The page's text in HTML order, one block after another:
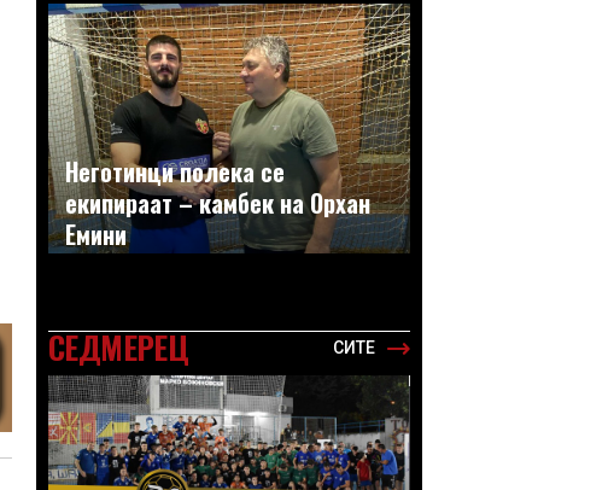
Неготинци полека се
екипираат – камбек на Орхан
Емини
СЕДМЕРЕЦ СИТЕ